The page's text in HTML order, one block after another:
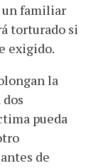
un familiar
torturado si
exigido.
la
pueda
de